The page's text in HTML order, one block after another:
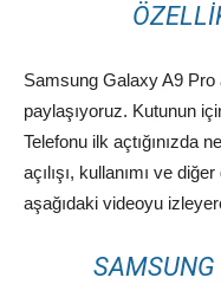
Samsung Galaxy A9 Pro
paylaşıyoruz. Kutunun
Telefonu ilk açtığınızda
açılışı, kullanımı ve
aşağıdaki videoyu
SAMSUNG